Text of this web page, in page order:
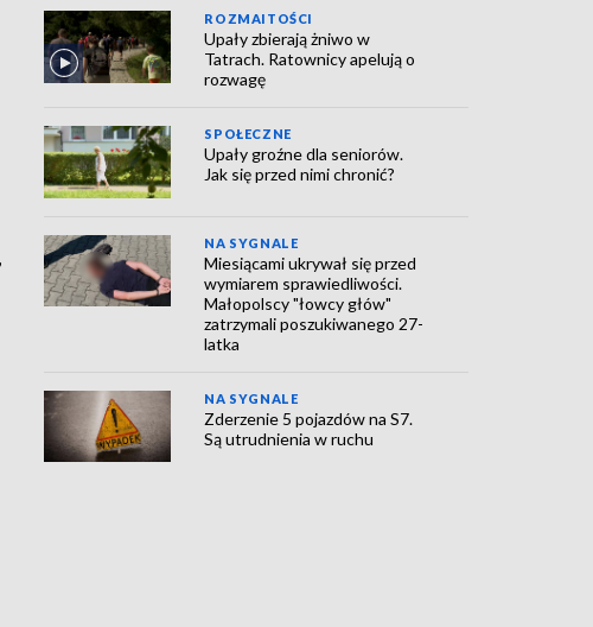
ROZMAITOŚCI
Upały zbierają żniwo w
Tatrach. Ratownicy apelują o
rozwagę
SPOŁECZNE
Upały groźne dla seniorów.
Jak się przed nimi chronić?
NA SYGNALE
Miesiącami ukrywał się przed
wymiarem sprawiedliwości.
Małopolscy "łowcy głów"
zatrzymali poszukiwanego 27-
latka
NA SYGNALE
Zderzenie 5 pojazdów na S7.
Są utrudnienia w ruchu